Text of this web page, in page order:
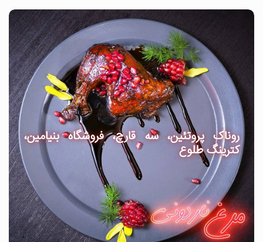
روناک پروتئین، سه قارچ، فروشگاه بنیامین،
کترینگ طلوع